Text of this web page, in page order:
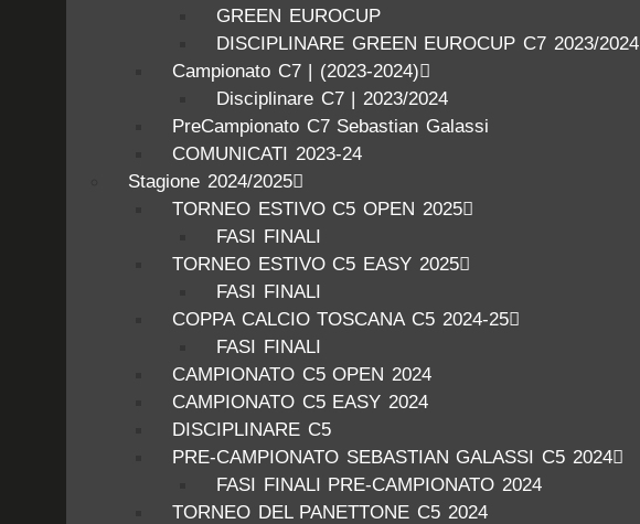
GREEN EUROCUP
DISCIPLINARE GREEN EUROCUP C7 2023/2024
Campionato C7 | (2023-2024)
Disciplinare C7 | 2023/2024
PreCampionato C7 Sebastian Galassi
COMUNICATI 2023-24
Stagione 2024/2025
TORNEO ESTIVO C5 OPEN 2025
FASI FINALI
TORNEO ESTIVO C5 EASY 2025
FASI FINALI
COPPA CALCIO TOSCANA C5 2024-25
FASI FINALI
CAMPIONATO C5 OPEN 2024
CAMPIONATO C5 EASY 2024
DISCIPLINARE C5
PRE-CAMPIONATO SEBASTIAN GALASSI C5 2024
FASI FINALI PRE-CAMPIONATO 2024
TORNEO DEL PANETTONE C5 2024